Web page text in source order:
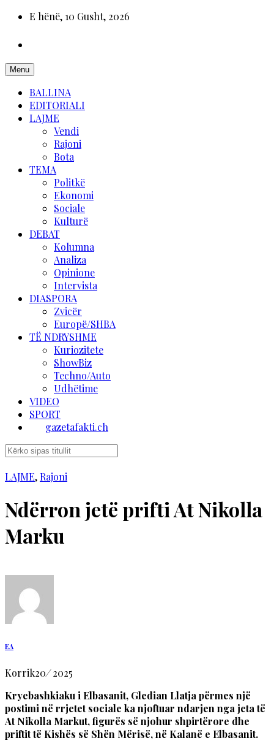
E hënë, 10 Gusht, 2026
Menu
BALLINA
EDITORIALI
LAJME
Vendi
Rajoni
Bota
TEMA
Politkë
Ekonomi
Sociale
Kulturë
DEBAT
Kolumna
Analiza
Opinione
Intervista
DIASPORA
Zvicër
Europë/SHBA
TË NDRYSHME
Kuriozitete
ShowBiz
Techno/Auto
Udhëtime
VIDEO
SPORT
gazetafakti.ch
LAJME, Rajoni
Ndërron jetë prifti At Nikolla
Marku
EA
Korrik20/2025
Kryebashkiaku i Elbasanit, Gledian Llatja përmes një
postimi në rrjetet sociale ka njoftuar ndarjen nga jeta të
At Nikolla Markut, figurës së njohur shpirtërore dhe
priftit të Kishës së Shën Mërisë, në Kalanë e Elbasanit.